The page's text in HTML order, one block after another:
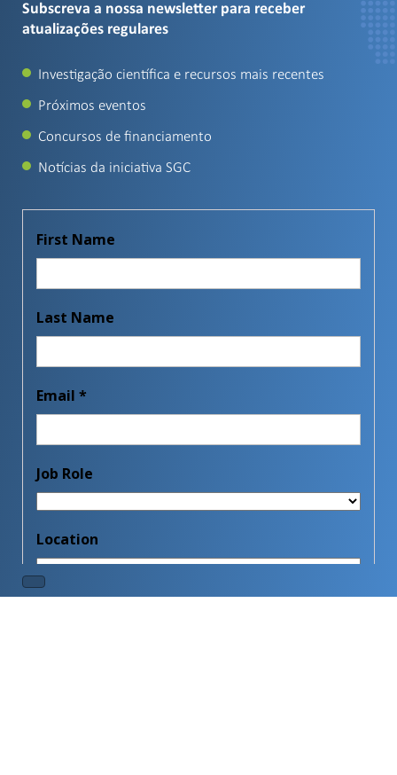
Subscreva a nossa newsletter para receber
atualizações regulares
Investigação científica e recursos mais recentes
Próximos eventos
Concursos de financiamento
Notícias da iniciativa SGC